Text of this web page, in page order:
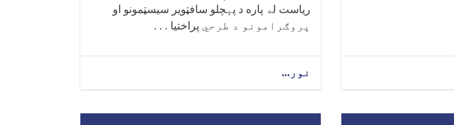
ریاست له پاره د پ ېچلو سافټویر سیسټمونو او
پروګرامونو د طرحي پراختیا . . .
نور...